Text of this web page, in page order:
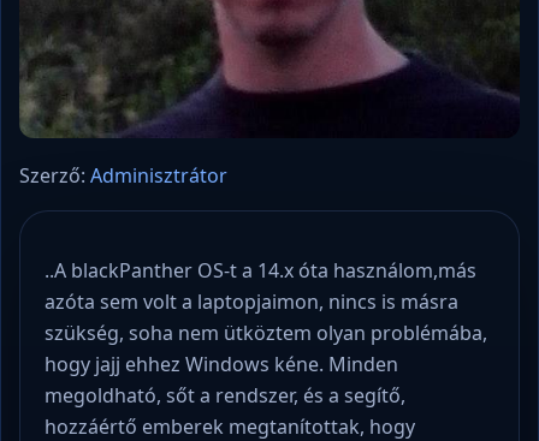
Szerző: Adminisztrátor
..A blackPanther OS-t a 14.x óta használom,más
azóta sem volt a laptopjaimon, nincs is másra
szükség, soha nem ütköztem olyan problémába,
hogy jajj ehhez Windows kéne. Minden
megoldható, sőt a rendszer, és a segítő,
hozzáértő emberek megtanítottak, hogy